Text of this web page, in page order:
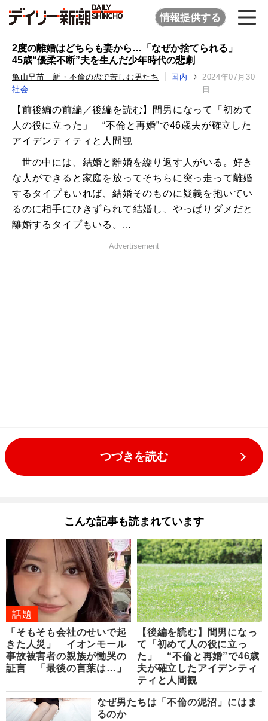
情報提供する
2度の離婚はどちらも妻から…「なぜか捨てられる」
45歳“優柔不断”夫を生んだ少年時代の悲劇
亀山早苗 新・不倫の恋で苦しむ男たち
国内
社会
2024年07月30
日
【前後編の前編／後編を読む】間男になって「初めて
人の役に立った」 “不倫と再婚”で46歳夫が確立した
アイデンティティと人間観
世の中には、結婚と離婚を繰り返す人がいる。好き
な人ができると家庭を放ってそちらに突っ走って離婚
するタイプもいれば、結婚そのものに疑義を抱いてい
るのに相手にひきずられて結婚し、やっぱりダメだと
離婚するタイプもいる。...
Advertisement
つづきを読む
こんな記事も読まれています
話題
「そもそも会社のせいで起
きた人災」 イオンモール
事故被害者の親族が慟哭の
証言 「最後の言葉は…」
【後編を読む】間男になっ
て「初めて人の役に立っ
た」 “不倫と再婚”で46歳
夫が確立したアイデンティ
ティと人間観
なぜ男たちは「不倫の泥沼」にはま
るのか